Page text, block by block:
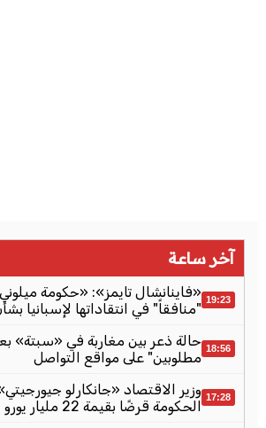
آخر ساعة
19:23 «فاينانشال تايمز»: «حكومة
"منافقاً" في انتقاداتها لإسبانيا
18:56 حالة ذعر بين مغاربة في «سبتة»
مطلوبين" على مواقع التواصل
17:28 وزير الاقتصاد «جانكارلو
الحكومة قرضًا بقيمة 22 مليار يورو لإعادة التسلح”